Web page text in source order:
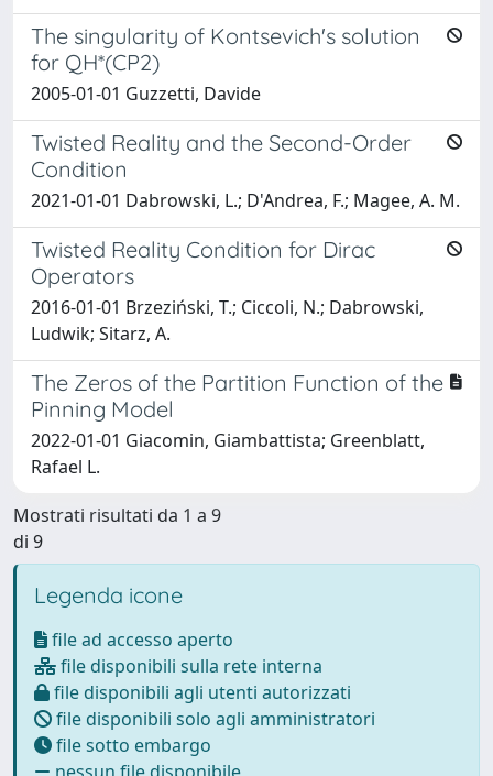
The singularity of Kontsevich's solution
for QH*(CP2)
2005-01-01 Guzzetti, Davide
Twisted Reality and the Second-Order
Condition
2021-01-01 Dabrowski, L.; D'Andrea, F.; Magee, A. M.
Twisted Reality Condition for Dirac
Operators
2016-01-01 Brzeziński, T.; Ciccoli, N.; Dabrowski,
Ludwik; Sitarz, A.
The Zeros of the Partition Function of the
Pinning Model
2022-01-01 Giacomin, Giambattista; Greenblatt,
Rafael L.
Mostrati risultati da 1 a 9
di 9
Legenda icone
file ad accesso aperto
file disponibili sulla rete interna
file disponibili agli utenti autorizzati
file disponibili solo agli amministratori
file sotto embargo
nessun file disponibile